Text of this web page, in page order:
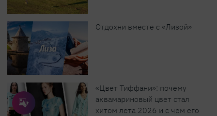
Отдохни вместе с «Лизой»
«Цвет Тиффани»: почему
аквамариновый цвет стал
хитом лета 2026 и с чем его